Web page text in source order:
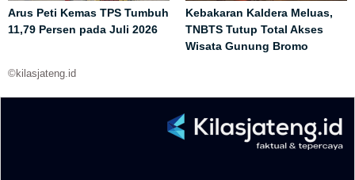
Arus Peti Kemas TPS Tumbuh
11,79 Persen pada Juli 2026
Kebakaran Kaldera Meluas,
TNBTS Tutup Total Akses
Wisata Gunung Bromo
©kilasjateng.id